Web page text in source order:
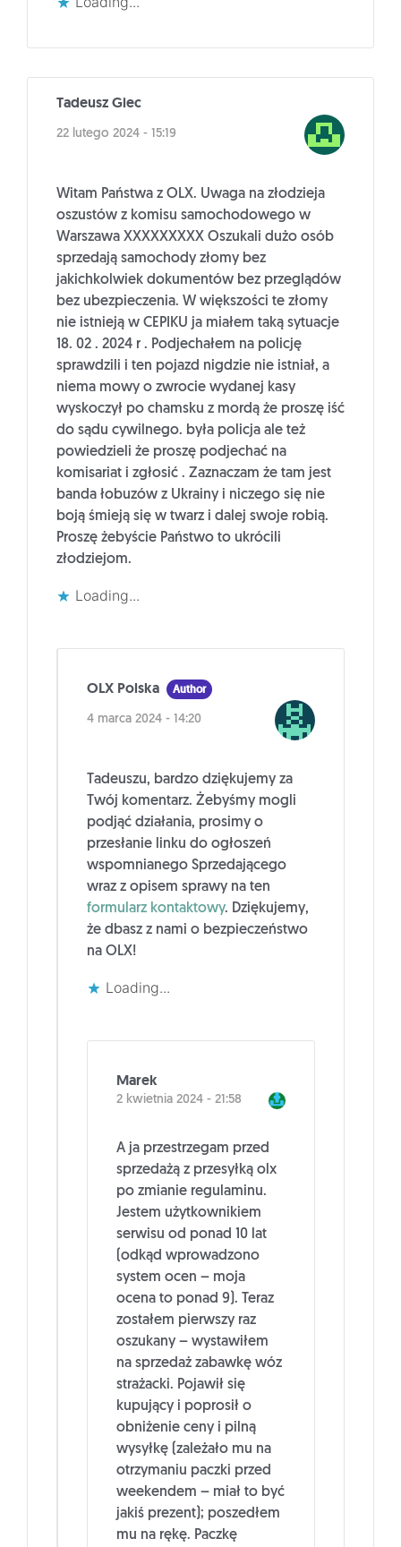
Tadeusz Giec
22 lutego 2024 - 15:19
Witam Państwa z OLX. Uwaga na złodzieja
oszustów z komisu samochodowego w
Warszawa XXXXXXXXX Oszukali dużo osób
sprzedają samochody złomy bez
jakichkolwiek dokumentów bez przeglądów
bez ubezpieczenia. W większości te złomy
nie istnieją w CEPIKU ja miałem taką sytuacje
18. 02 . 2024 r . Podjechałem na policję
sprawdzili i ten pojazd nigdzie nie istniał, a
niema mowy o zwrocie wydanej kasy
wyskoczył po chamsku z mordą że proszę iść
do sądu cywilnego. była policja ale też
powiedzieli że proszę podjechać na
komisariat i zgłosić . Zaznaczam że tam jest
banda łobuzów z Ukrainy i niczego się nie
boją śmieją się w twarz i dalej swoje robią.
Proszę żebyście Państwo to ukrócili
złodziejom.
Loading...
OLX Polska Author
4 marca 2024 - 14:20
Tadeuszu, bardzo dziękujemy za
Twój komentarz. Żebyśmy mogli
podjąć działania, prosimy o
przesłanie linku do ogłoszeń
wspomnianego Sprzedającego
wraz z opisem sprawy na ten
formularz kontaktowy. Dziękujemy,
że dbasz z nami o bezpieczeństwo
na OLX!
Loading...
Marek
2 kwietnia 2024 - 21:58
A ja przestrzegam przed
sprzedażą z przesyłką olx
po zmianie regulaminu.
Jestem użytkownikiem
serwisu od ponad 10 lat
(odkąd wprowadzono
system ocen – moja
ocena to ponad 9). Teraz
zostałem pierwszy raz
oszukany – wystawiłem
na sprzedaż zabawkę wóz
strażacki. Pojawił się
kupujący i poprosił o
obniżenie ceny i pilną
wysyłkę (zależało mu na
otrzymaniu paczki przed
weekendem – miał to być
jakiś prezent); poszedłem
mu na rękę. Paczkę